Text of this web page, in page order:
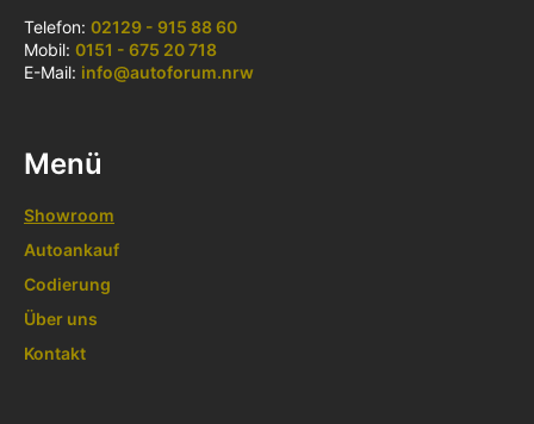
Telefon: 02129 - 915 88 60
Mobil: 0151 - 675 20 718
E-Mail: info@autoforum.nrw
Menü
Showroom
Autoankauf
Codierung
Über uns
Kontakt